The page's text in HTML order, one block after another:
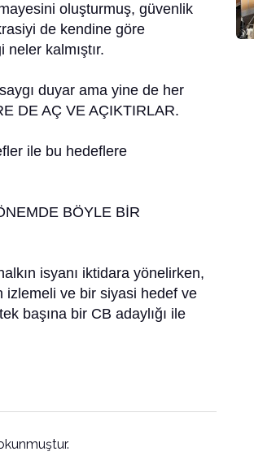
oluşturmuş, güvenlik
de kendine göre
neler kalmıştır.
duyar ama yine de her
DE AÇ VE AÇIKTIRLAR.
ile bu hedeflere
BÖYLE BİR
isyanı iktidara yönelirken,
izlemeli ve bir siyasi hedef ve
başına bir CB adaylığı ile